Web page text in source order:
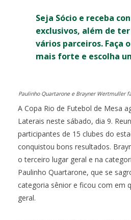
Seja Sócio e receba
exclusivos, além de
vários parceiros. Faça
mais forte e escolha
Paulinho Quartarone e Brayner Wertmuller
A Copa Rio de Futebol de Mesa
Laterais neste sábado, dia 9.
participantes de 15 clubes do
conquistou bons resultados.
o terceiro lugar geral e na
Paulinho Quartarone, que se
categoria sênior e ficou com em
geral.